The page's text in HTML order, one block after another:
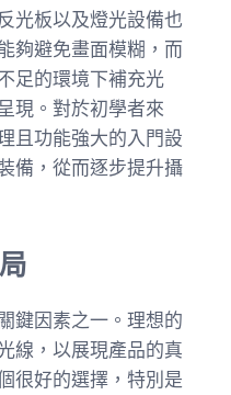
光板以及燈光設備也
夠避免畫面模糊，而
足的環境下補充光
現。對於初學者來
且功能強大的入門設
備，從而逐步提升攝
鍵因素之一。理想的
線，以展現產品的真
很好的選擇，特別是